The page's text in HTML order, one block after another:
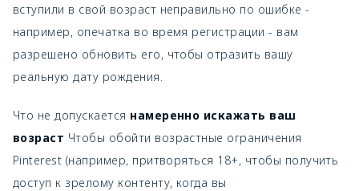
вступили в свой возраст неправильно по ошибке -
например, опечатка во время регистрации - вам
разрешено обновить его, чтобы отразить вашу
реальную дату рождения.
Что не допускается намеренно искажать ваш
возраст Чтобы обойти возрастные ограничения
Pinterest (например, притворяться 18+, чтобы получить
доступ к зрелому контенту, когда вы